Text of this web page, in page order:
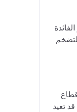
خفض
تعيد